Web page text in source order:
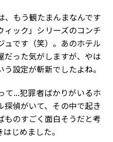
、もう観たまんまなんです
ィック」シリーズのコンチ
ュです（笑）。あのホテル
だった気がしますが、やは
設定が斬新でしたよね。
...犯罪者ばかりがいるホ
偵がいて、その中で起き
ものすごく面白そうだと考
じめました。